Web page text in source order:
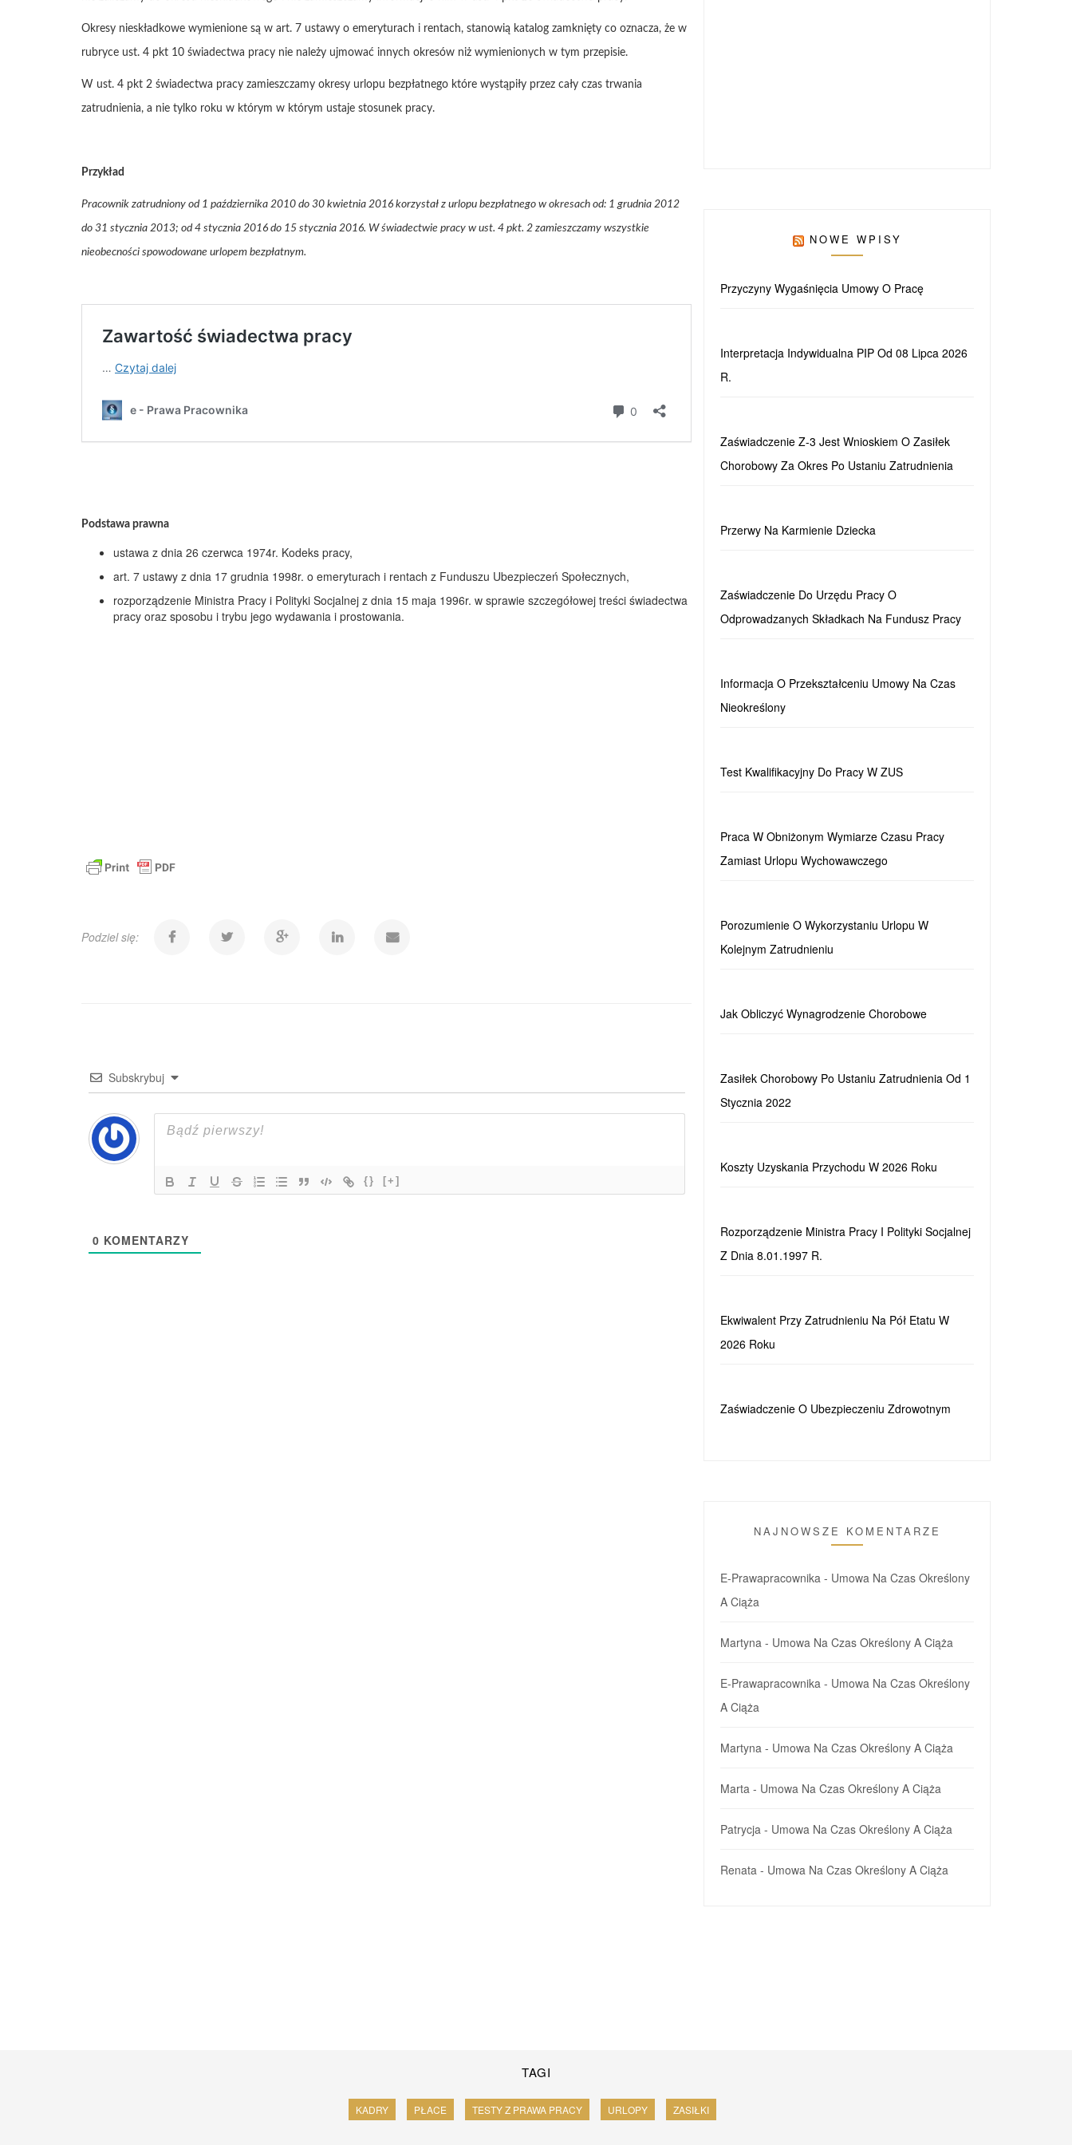
Okresy nieskładkowe wymienione są w art. 7 ustawy o emeryturach i rentach, stanowią katalog zamknięty co oznacza, że w
rubryce ust. 4 pkt 10 świadectwa pracy nie należy ujmować innych okresów niż wymienionych w tym przepisie.
W ust. 4 pkt 2 świadectwa pracy zamieszczamy okresy urlopu bezpłatnego które wystąpiły przez cały czas trwania
zatrudnienia, a nie tylko roku w którym w którym ustaje stosunek pracy.
Przykład
Pracownik zatrudniony od 1 października 2010 do 30 kwietnia 2016 korzystał z urlopu bezpłatnego w okresach od: 1 grudnia 2012
do 31 stycznia 2013; od 4 stycznia 2016 do 15 stycznia 2016. W świadectwie pracy w ust. 4 pkt. 2 zamieszczamy wszystkie
nieobecności spowodowane urlopem bezpłatnym.
Podstawa prawna
ustawa z dnia 26 czerwca 1974r. Kodeks pracy,
art. 7 ustawy z dnia 17 grudnia 1998r. o emeryturach i rentach z Funduszu Ubezpieczeń Społecznych,
rozporządzenie Ministra Pracy i Polityki Socjalnej z dnia 15 maja 1996r. w sprawie szczegółowej treści świadectwa
pracy oraz sposobu i trybu jego wydawania i prostowania.
Podziel się:
Subskrybuj
{} [+]
0 KOMENTARZY
NOWE WPISY
Przyczyny Wygaśnięcia Umowy O Pracę
Interpretacja Indywidualna PIP Od 08 Lipca 2026
R.
Zaświadczenie Z-3 Jest Wnioskiem O Zasiłek
Chorobowy Za Okres Po Ustaniu Zatrudnienia
Przerwy Na Karmienie Dziecka
Zaświadczenie Do Urzędu Pracy O
Odprowadzanych Składkach Na Fundusz Pracy
Informacja O Przekształceniu Umowy Na Czas
Nieokreślony
Test Kwalifikacyjny Do Pracy W ZUS
Praca W Obniżonym Wymiarze Czasu Pracy
Zamiast Urlopu Wychowawczego
Porozumienie O Wykorzystaniu Urlopu W
Kolejnym Zatrudnieniu
Jak Obliczyć Wynagrodzenie Chorobowe
Zasiłek Chorobowy Po Ustaniu Zatrudnienia Od 1
Stycznia 2022
Koszty Uzyskania Przychodu W 2026 Roku
Rozporządzenie Ministra Pracy I Polityki Socjalnej
Z Dnia 8.01.1997 R.
Ekwiwalent Przy Zatrudnieniu Na Pół Etatu W
2026 Roku
Zaświadczenie O Ubezpieczeniu Zdrowotnym
NAJNOWSZE KOMENTARZE
E-Prawapracownika - Umowa Na Czas Określony
A Ciąża
Martyna - Umowa Na Czas Określony A Ciąża
E-Prawapracownika - Umowa Na Czas Określony
A Ciąża
Martyna - Umowa Na Czas Określony A Ciąża
Marta - Umowa Na Czas Określony A Ciąża
Patrycja - Umowa Na Czas Określony A Ciąża
Renata - Umowa Na Czas Określony A Ciąża
TAGI
KADRY PŁACE TESTY Z PRAWA PRACY URLOPY ZASIŁKI